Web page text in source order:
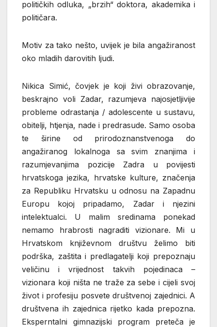
političkih odluka, „brzih“ doktora, akademika i
političara.
Motiv za tako nešto, uvijek je bila angažiranost
oko mladih darovitih ljudi.
Nikica Simić, čovjek je koji živi obrazovanje,
beskrajno voli Zadar, razumjeva najosjetljivije
probleme odrastanja / adolescente u sustavu,
obitelji, htjenja, nade i predrasude. Samo osoba
te širine od prirodoznanstvenoga do
angažiranog lokalnoga sa svim znanjima i
razumjevanjima pozicije Zadra u povijesti
hrvatskoga jezika, hrvatske kulture, značenja
za Republiku Hrvatsku u odnosu na Zapadnu
Europu kojoj pripadamo, Zadar i njezini
intelektualci. U malim sredinama ponekad
nemamo hrabrosti nagraditi vizionare. Mi u
Hrvatskom književnom društvu želimo biti
podrška, zaštita i predlagatelji koji prepoznaju
veličinu i vrijednost takvih pojedinaca –
vizionara koji ništa ne traže za sebe i cijeli svoj
život i profesiju posvete društvenoj zajednici. A
društvena ih zajednica rijetko kada prepozna.
Eksperntalni gimnazijski program preteča je